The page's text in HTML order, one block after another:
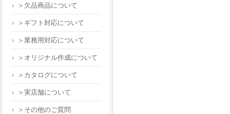
＞欠品商品について
＞ギフト対応について
＞業務用対応について
＞オリジナル作成について
＞カタログについて
＞実店舗について
＞その他のご質問